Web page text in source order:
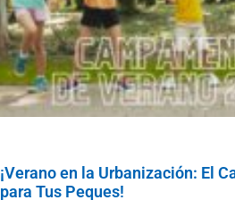
¡Verano en la Urbanización: El
para Tus Peques!